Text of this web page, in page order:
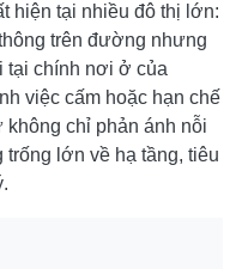
hiện tại nhiều đô thị lớn:
trên đường nhưng
tại chính nơi ở của
việc cấm hoặc hạn chế
không chỉ phản ánh nỗi
trống lớn về hạ tầng, tiêu